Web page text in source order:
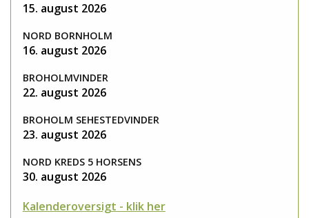
15. august 2026
NORD BORNHOLM
16. august 2026
BROHOLMVINDER
22. august 2026
BROHOLM SEHESTEDVINDER
23. august 2026
NORD KREDS 5 HORSENS
30. august 2026
Kalenderoversigt - klik her